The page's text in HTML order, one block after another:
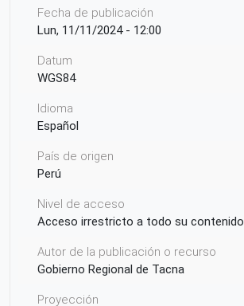
Fecha de publicación
Lun, 11/11/2024 - 12:00
Datum
WGS84
Idioma
Español
País de origen
Perú
Nivel de acceso
Acceso irrestricto a todo su contenido
Autor de la publicación o recurso
Gobierno Regional de Tacna
Proyección